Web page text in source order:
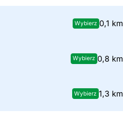
Wybierz 0,1 km
Wybierz 0,8 km
Wybierz 1,3 km